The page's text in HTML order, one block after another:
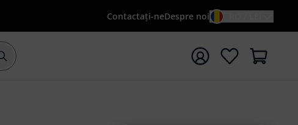
Contactaţi-neDespre noi
Începeți căutarea cu termenul de căutare {searchTerm}